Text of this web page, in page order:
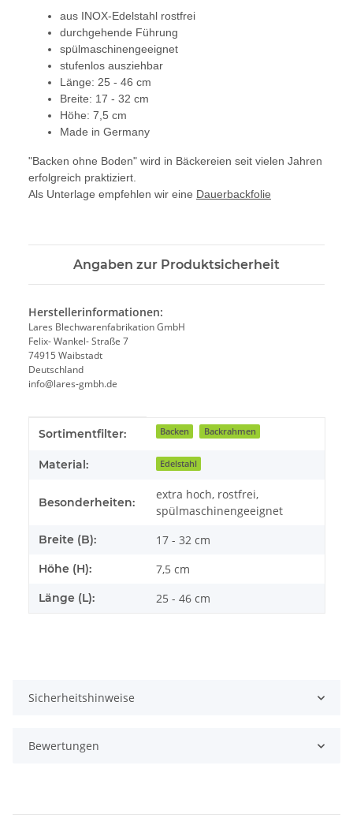
aus INOX-Edelstahl rostfrei
durchgehende Führung
spülmaschinengeeignet
stufenlos ausziehbar
Länge: 25 - 46 cm
Breite: 17 - 32 cm
Höhe: 7,5 cm
Made in Germany
"Backen ohne Boden" wird in Bäckereien seit vielen Jahren
erfolgreich praktiziert.
Als Unterlage empfehlen wir eine Dauerbackfolie
Angaben zur Produktsicherheit
Herstellerinformationen:
Lares Blechwarenfabrikation GmbH
Felix- Wankel- Straße 7
74915 Waibstadt
Deutschland
info@lares-gmbh.de
Produkteigenschaft
Wert
Sortimentfilter: Backen Backrahmen
Material: Edelstahl
Besonderheiten:
extra hoch, rostfrei,
spülmaschinengeeignet
Breite (B): 17 - 32 cm
Höhe (H): 7,5 cm
Länge (L): 25 - 46 cm
Sicherheitshinweise
Bewertungen